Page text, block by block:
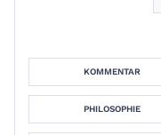
KOMMENTAR
PHILOSOPHIE